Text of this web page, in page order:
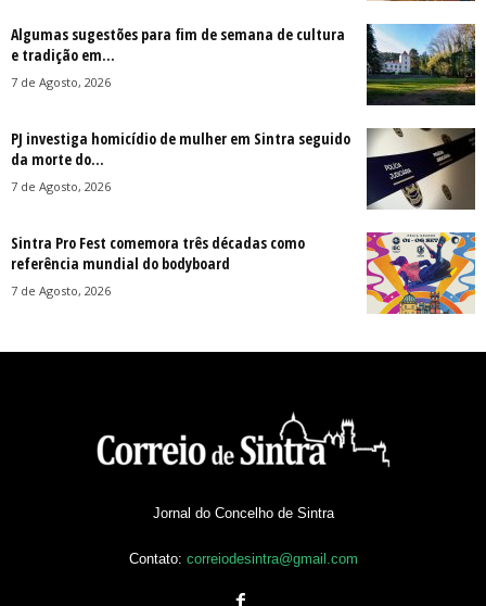
Algumas sugestões para fim de semana de cultura
e tradição em...
7 de Agosto, 2026
PJ investiga homicídio de mulher em Sintra seguido
da morte do...
7 de Agosto, 2026
Sintra Pro Fest comemora três décadas como
referência mundial do bodyboard
7 de Agosto, 2026
Jornal do Concelho de Sintra
Contato: correiodesintra@gmail.com